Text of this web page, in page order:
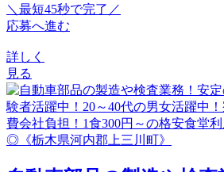
＼最短45秒で完了／
応募へ進む
詳しく
見る